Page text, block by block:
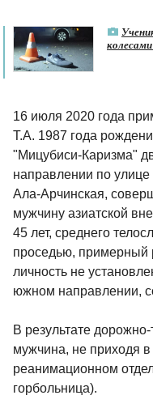
16 июля 2020 года
Т.А. 1987 года
"Мицубиси-Каризма"
направлении по
Ала-Арчинская,
мужчину азиатской
45 лет, среднего
проседью, примерный
личность не
южном направлении,
В результате
мужчина, не приходя в
реанимационном
горбольница).